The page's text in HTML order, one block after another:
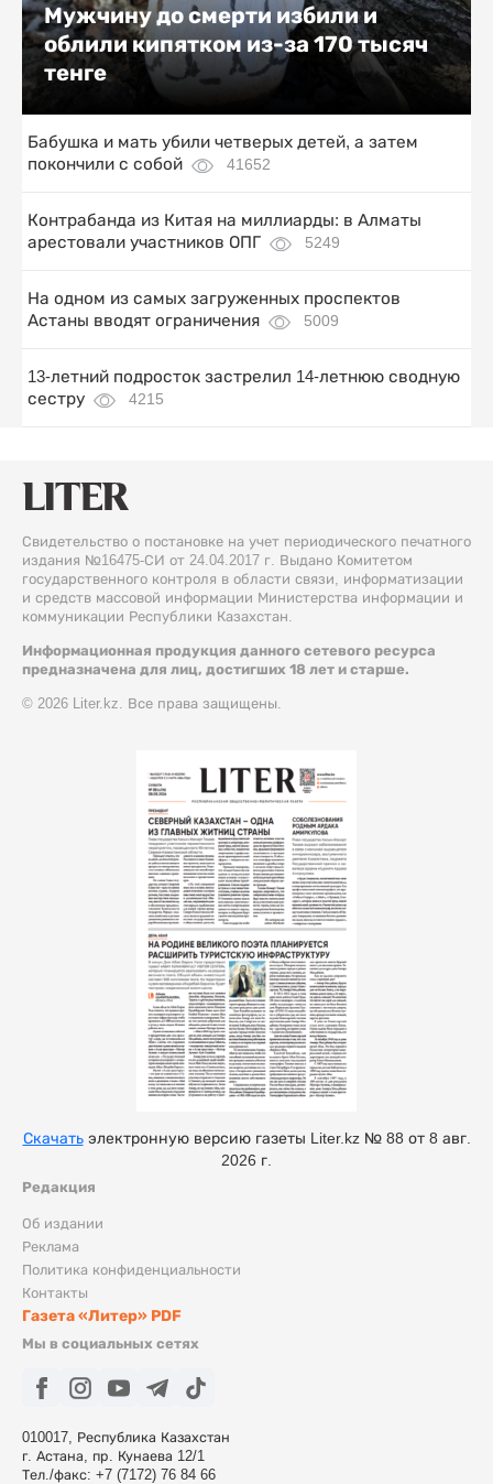
Мужчину до смерти избили и
облили кипятком из-за 170 тысяч
тенге
Бабушка и мать убили четверых детей, а затем
покончили с собой
41652
Контрабанда из Китая на миллиарды: в Алматы
арестовали участников ОПГ
5249
На одном из самых загруженных проспектов
Астаны вводят ограничения
5009
13-летний подросток застрелил 14-летнюю сводную
сестру
4215
Свидетельство о постановке на учет периодического печатного
издания №16475-СИ от 24.04.2017 г. Выдано Комитетом
государственного контроля в области связи, информатизации
и средств массовой информации Министерства информации и
коммуникации Республики Казахстан.
Информационная продукция данного сетевого ресурса
предназначена для лиц, достигших 18 лет и старше.
© 2026 Liter.kz. Все права защищены.
Редакция
Об издании
Реклама
Политика конфиденциальности
Контакты
Газета «Литер» PDF
Мы в социальных сетях
010017, Республика Казахстан
г. Астана, пр. Кунаева 12/1
Тел./факс: +7 (7172) 76 84 66
Скачатьэлектронную версию газеты Liter.kz № 88 от 8 авг.
2026 г.